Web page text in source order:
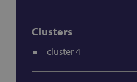
Clusters
cluster 4